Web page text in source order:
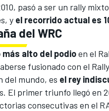
pasó a ser un rally
y el recorrido actual es
del WRC
más alto del podioen el
fusionado con el
del mundo, es el rey
El primer triunfo llegó en
consecutivas en el